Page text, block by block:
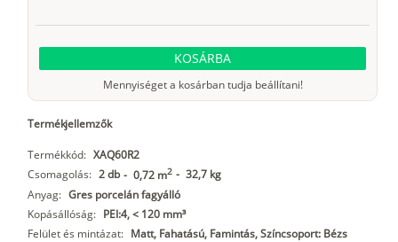
KOSÁRBA
Mennyiséget a kosárban tudja beállítani!
Termékjellemzők
Termékkód: XAQ60R2
Csomagolás: 2 db - 0,72 m2 - 32,7 kg
Anyag: Gres porcelán fagyálló
Kopásállóság: PEI:4, < 120 mm³
Felület és mintázat: Matt, Fahatású, Famintás, Színcsoport: Bézs